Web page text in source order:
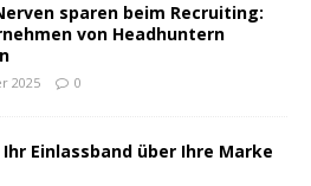
sparen beim Recruiting:
von Headhuntern
2025 0
Einlassband über Ihre Marke